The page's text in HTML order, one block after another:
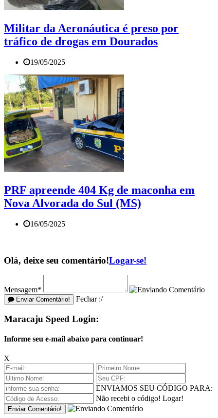
Militar da Aeronáutica é preso por
tráfico de drogas em Dourados
19/05/2025
PRF apreende 404 Kg de maconha em
Nova Alvorada do Sul (MS)
16/05/2025
Olá, deixe seu comentário!Logar-se!
Mensagem*
Enviar Comentário! Fechar :/
Maracaju Speed Login:
Informe seu e-mail abaixo para continuar!
X
ENVIAMOS SEU CÓDIGO PARA:
Não recebi o código! Logar!
Enviar Comentário!